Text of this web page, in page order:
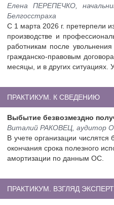
Елена ПЕРЕПЕЧКО,
Белгосстраха
С 1 марта 2026 г. претерпели
производстве и
работникам после
гражданско-правовым
месяцы, и в других ситуациях.
ПРАКТИКУМ. К СВЕДЕНИЮ
Выбытие безвозмездно
Виталий РАКОВЕЦ, аудитор
В учете организации
окончания срока полезного
амортизации по данным ОС.
ПРАКТИКУМ. ВЗГЛЯД